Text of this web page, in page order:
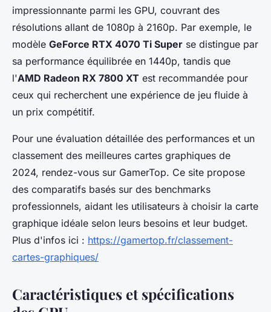
impressionnante parmi les GPU, couvrant des
résolutions allant de 1080p à 2160p. Par exemple, le
modèle GeForce RTX 4070 Ti Super se distingue par
sa performance équilibrée en 1440p, tandis que
l'AMD Radeon RX 7800 XT est recommandée pour
ceux qui recherchent une expérience de jeu fluide à
un prix compétitif.
Pour une évaluation détaillée des performances et un
classement des meilleures cartes graphiques de
2024, rendez-vous sur GamerTop. Ce site propose
des comparatifs basés sur des benchmarks
professionnels, aidant les utilisateurs à choisir la carte
graphique idéale selon leurs besoins et leur budget.
Plus d'infos ici : https://gamertop.fr/classement-
cartes-graphiques/
Caractéristiques et spécifications